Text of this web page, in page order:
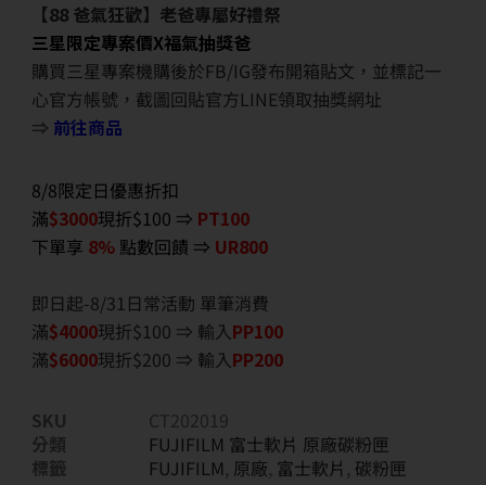
【88 爸氣狂歡】老爸專屬好禮祭
三星限定專案價X福氣抽獎爸
購買三星專案機購後於FB/IG發布開箱貼文，並標記一
心官方帳號，截圖回貼官方LINE領取抽獎網址
⇒ 前往商品
8/8限定日優惠折扣
滿$3000現折$100 ⇒ PT100
下單享 8% 點數回饋 ⇒ UR800
即日起-8/31日常活動 單筆消費
滿$4000現折$100 ⇒ 輸入PP100
滿$6000現折$200 ⇒ 輸入PP200
SKU
CT202019
分類
FUJIFILM 富士軟片 原廠碳粉匣
標籤
FUJIFILM, 原廠, 富士軟片 , 碳粉匣